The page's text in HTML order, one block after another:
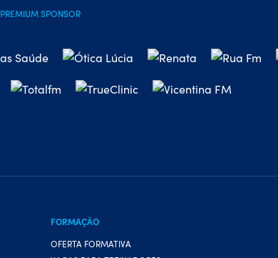
PREMIUM SPONSOR
FORMAÇÃO
OFERTA FORMATIVA